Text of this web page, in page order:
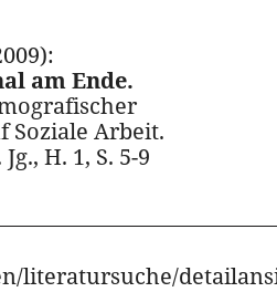
am Ende.
Soziale Arbeit.
H. 1, S. 5-9
literatursuche/